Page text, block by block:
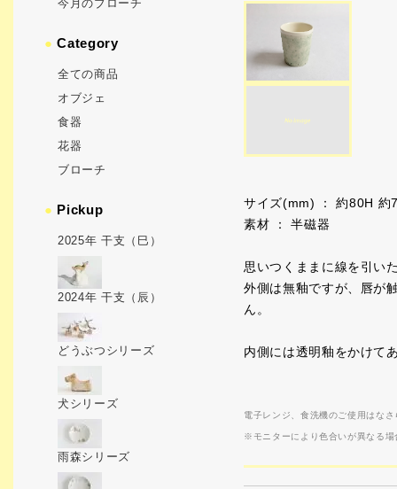
サイズ(mm) ： 約80H 約
素材 ： 半磁器
思いつくままに線を引い
外側は無釉ですが、唇が
ん。
内側には透明釉をかけて
電子レンジ、食洗機のご使用はな
※モニターにより色合いが異なる場
今月のブローチ
●Category
全ての商品
オブジェ
食器
花器
ブローチ
● Pickup
2025年 干支（巳）
2024年 干支（辰）
どうぶつシリーズ
犬シリーズ
雨森シリーズ